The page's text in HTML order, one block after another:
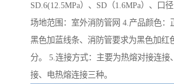
SD.6(12.5MPa）、SD（1.6MPa）、口
场地范围：室外消防管网 4.产品颜色：
黑色加蓝线条、消防管要求为黑色加红
分。 5.连接方式：主要为热熔对接连接
接、电热熔连接三种。